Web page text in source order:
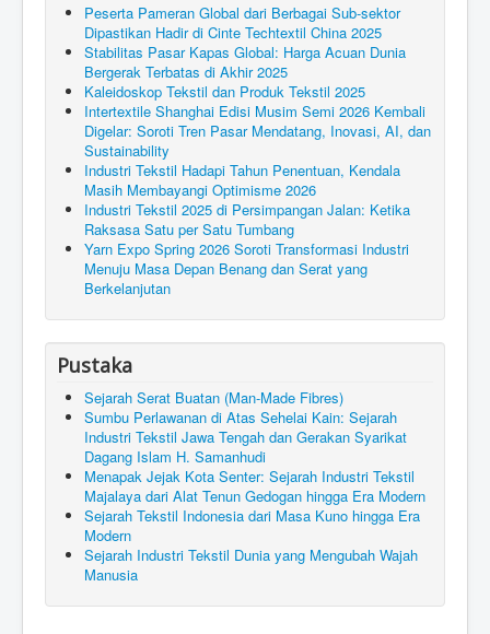
Peserta Pameran Global dari Berbagai Sub-sektor
Dipastikan Hadir di Cinte Techtextil China 2025
Stabilitas Pasar Kapas Global: Harga Acuan Dunia
Bergerak Terbatas di Akhir 2025
Kaleidoskop Tekstil dan Produk Tekstil 2025
Intertextile Shanghai Edisi Musim Semi 2026 Kembali
Digelar: Soroti Tren Pasar Mendatang, Inovasi, AI, dan
Sustainability
Industri Tekstil Hadapi Tahun Penentuan, Kendala
Masih Membayangi Optimisme 2026
Industri Tekstil 2025 di Persimpangan Jalan: Ketika
Raksasa Satu per Satu Tumbang
Yarn Expo Spring 2026 Soroti Transformasi Industri
Menuju Masa Depan Benang dan Serat yang
Berkelanjutan
Pustaka
Sejarah Serat Buatan (Man-Made Fibres)
Sumbu Perlawanan di Atas Sehelai Kain: Sejarah
Industri Tekstil Jawa Tengah dan Gerakan Syarikat
Dagang Islam H. Samanhudi
Menapak Jejak Kota Senter: Sejarah Industri Tekstil
Majalaya dari Alat Tenun Gedogan hingga Era Modern
Sejarah Tekstil Indonesia dari Masa Kuno hingga Era
Modern
Sejarah Industri Tekstil Dunia yang Mengubah Wajah
Manusia